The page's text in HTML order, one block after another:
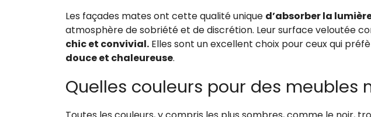
Les façades mates ont cette qualité unique d’absorber la
atmosphère de sobriété et de discrétion. Leur surface veloutée
chic et convivial. Elles sont un excellent choix pour ceux qui
douce et chaleureuse.
Quelles couleurs pour des meubles